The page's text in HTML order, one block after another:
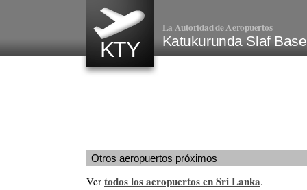
KTY
La Autoridad de Aeropuertos
Katukurunda Slaf
Otros aeropuertos próximos
Ver todos los aeropuertos en Sri Lanka.